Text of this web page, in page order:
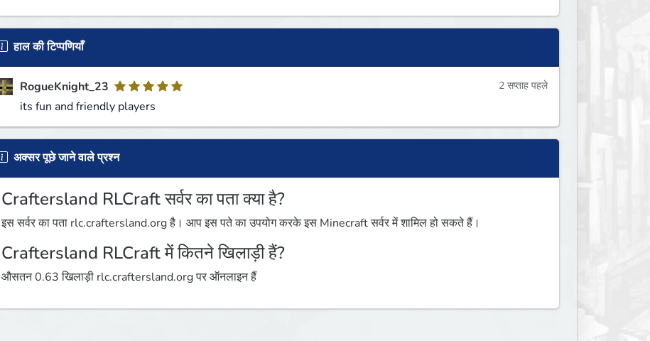
हाल की टिप्पणियाँ
RogueKnight_23
its fun and friendly players
2 सप्ताह पहले
अक्सर पूछे जाने वाले प्रश्न
Craftersland RLCraft सर्वर का पता क्या है?
इस सर्वर का पता rlc.craftersland.org है। आप इस पते का उपयोग करके इस Minecraft सर्वर में शामिल हो सकते हैं।
Craftersland RLCraft में कितने खिलाड़ी हैं?
औसतन 0.63 खिलाड़ी rlc.craftersland.org पर ऑनलाइन हैं